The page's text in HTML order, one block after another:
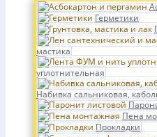
Герметики
мастика
уплотнительная
Набивка сальниковая,
Пена
Прокладки